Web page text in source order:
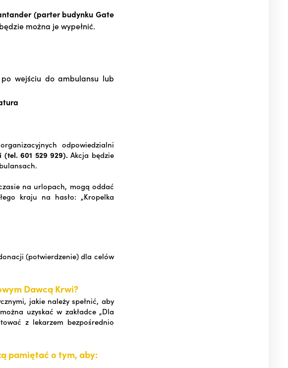
(parter budynku Gate
można je wypełnić.
wejściu do ambulansu lub
odpowiedzialni
(tel. 601 529 929). Akcja będzie
na urlopach, mogą oddać
kraju na hasło: „Kropelka
(potwierdzenie) dla celów
Dawcą Krwi?
jakie należy spełnić, aby
uzyskać w zakładce „Dla
z lekarzem bezpośrednio
pamiętać o tym, aby: